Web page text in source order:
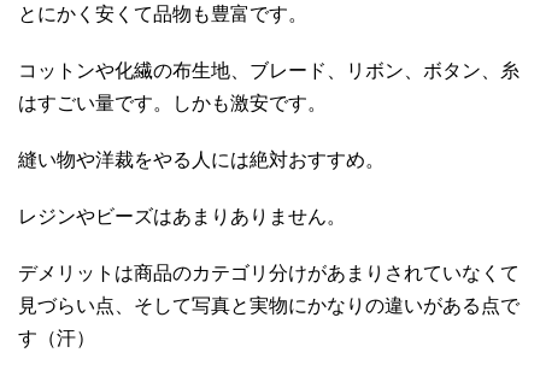
とにかく安くて品物も豊富です。
コットンや化繊の布生地、ブレード、リボン、ボタン、糸
はすごい量です。しかも激安です。
縫い物や洋裁をやる人には絶対おすすめ。
レジンやビーズはあまりありません。
デメリットは商品のカテゴリ分けがあまりされていなくて
見づらい点、そして写真と実物にかなりの違いがある点で
す（汗）